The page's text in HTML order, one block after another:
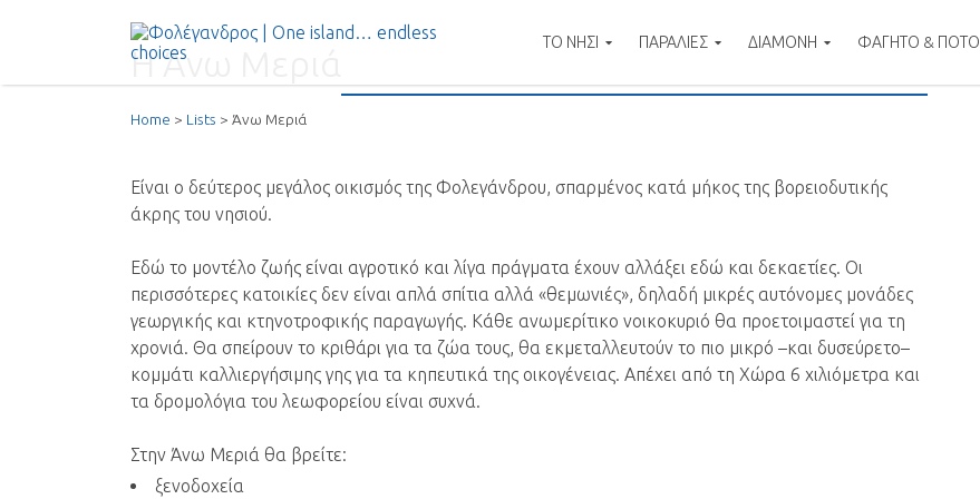
Folegandros – The Αuthentic Ιsland
ΤΟ ΝΗΣΙ ΠΑΡΑΛΙΕΣ ΔΙΑΜΟΝΗ ΦΑΓΗΤΟ & ΠΟΤΟ
Αναζήτηση
για:
Η Άνω Μεριά
Home Lists Άνω Μεριά
Είναι ο δεύτερος μεγάλος οικισμός της Φολεγάνδρου, σπαρμένος κατά μήκος της βορειοδυτικής
άκρης του νησιού.
Εδώ το μοντέλο ζωής είναι αγροτικό και λίγα πράγματα έχουν αλλάξει εδώ και δεκαετίες. Οι
περισσότερες κατοικίες δεν είναι απλά σπίτια αλλά «θεμωνιές», δηλαδή μικρές αυτόνομες μονάδες
γεωργικής και κτηνοτροφικής παραγωγής. Κάθε ανωμερίτικο νοικοκυριό θα προετοιμαστεί για τη
χρονιά. Θα σπείρουν το κριθάρι για τα ζώα τους, θα εκμεταλλευτούν το πιο μικρό –και δυσεύρετο–
κομμάτι καλλιεργήσιμης γης για τα κηπευτικά της οικογένειας. Απέχει από τη Χώρα 6 χιλιόμετρα και
τα δρομολόγια του λεωφορείου είναι συχνά.
Στην Άνω Μεριά θα βρείτε:
ξενοδοχεία